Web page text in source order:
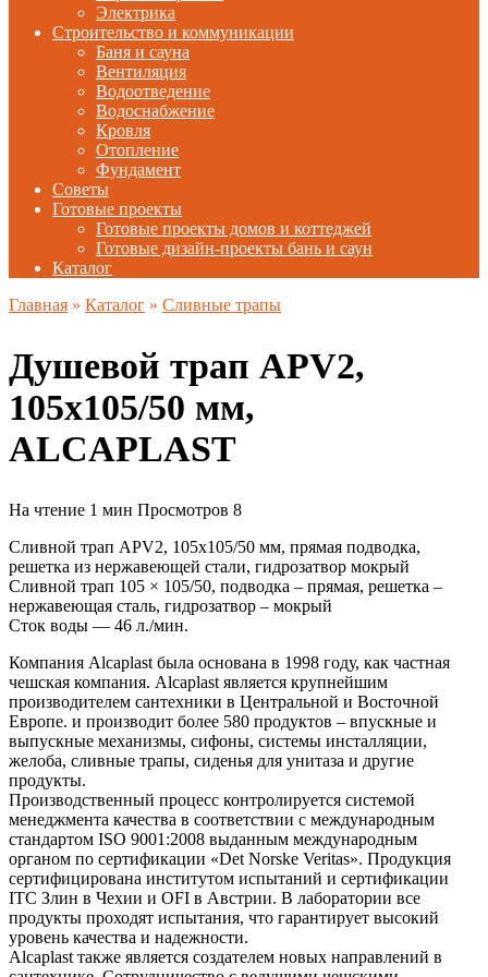
Электрика
Строительство и коммуникации
Баня и сауна
Вентиляция
Водоотведение
Водоснабжение
Кровля
Отопление
Фундамент
Советы
Готовые проекты
Готовые проекты домов и коттеджей
Готовые дизайн-проекты бань и саун
Каталог
Главная » Каталог » Сливные трапы
Душевой трап APV2,
105х105/50 мм,
ALCAPLAST
На чтение 1 мин Просмотров 8
Сливной трап APV2, 105х105/50 мм, прямая подводка,
решетка из нержавеющей стали, гидрозатвор мокрый
Сливной трап 105 × 105/50, подводка – прямая, решетка –
нержавеющая сталь, гидрозатвор – мокрый
Сток воды — 46 л./мин.
Компания Alcaplast была основана в 1998 году, как частная
чешская компания. Alcaplast является крупнейшим
производителем сантехники в Центральной и Восточной
Европе. и производит более 580 продуктов – впускные и
выпускные механизмы, сифоны, системы инсталляции,
желоба, сливные трапы, сиденья для унитаза и другие
продукты.
Производственный процесс контролируется системой
менеджмента качества в соответствии с международным
стандартом ISO 9001:2008 выданным международным
органом по сертификации «Det Norske Veritas». Продукция
сертифицирована институтом испытаний и сертификации
ITC Злин в Чехии и OFI в Австрии. В лаборатории все
продукты проходят испытания, что гарантирует высокий
уровень качества и надежности.
Alcaplast также является создателем новых направлений в